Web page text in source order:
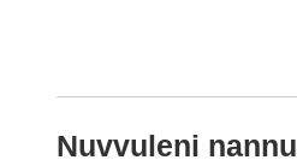
//
Nuvvuleni